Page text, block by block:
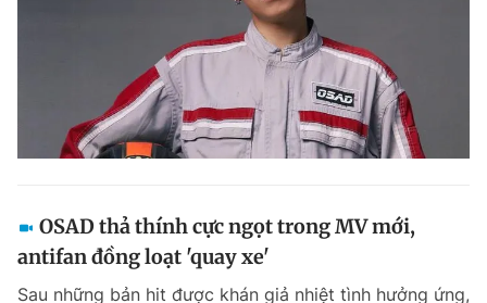
OSAD thả thính cực ngọt trong MV mới,
antifan đồng loạt 'quay xe'
Sau những bản hit được khán giả nhiệt tình hưởng ứng,